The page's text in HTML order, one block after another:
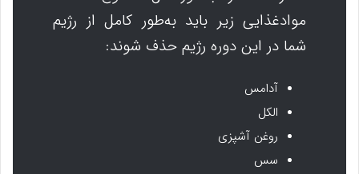
موادغذایی زیر باید به‌طور کامل از رژیم
شما در این دوره رژیم حذف شوند:
آدامس
الکل
روغن آشپزی
سس